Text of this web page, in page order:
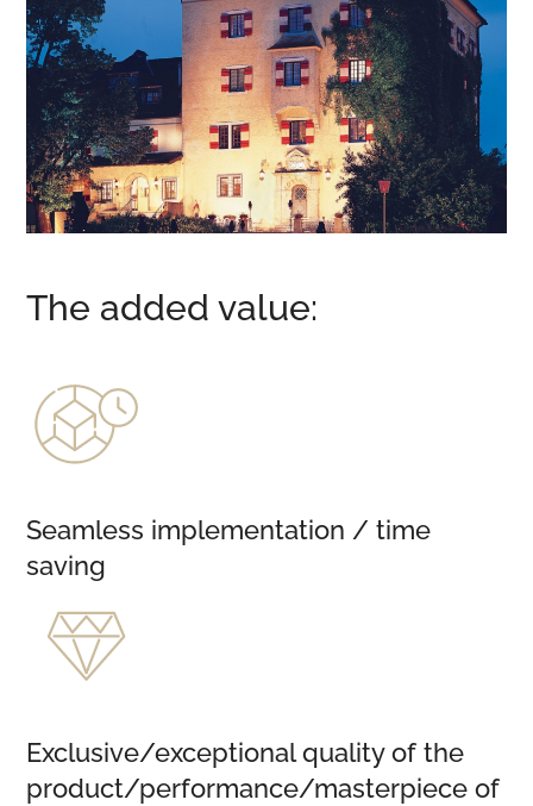
The added value:
Seamless implementation / time
saving
Exclusive/exceptional quality of the
product/performance/masterpiece of